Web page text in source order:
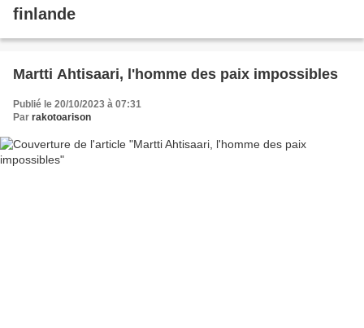
finlande
Martti Ahtisaari, l'homme des paix impossibles
Publié le 20/10/2023 à 07:31
Par rakotoarison